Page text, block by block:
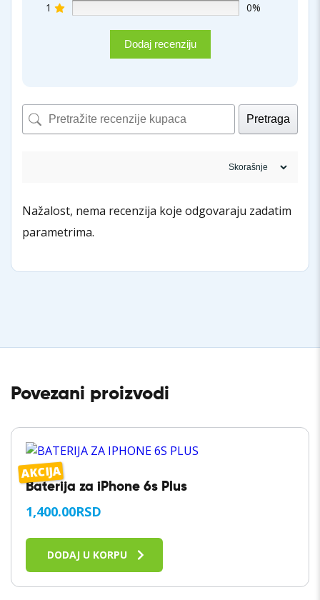
1
0%
Dodaj recenziju
Pretraga
Nažalost, nema recenzija koje odgovaraju zadatim
parametrima.
Povezani proizvodi
AKCIJA
Baterija za iPhone 6s Plus
1,400.00RSD
DODAJ U KORPU